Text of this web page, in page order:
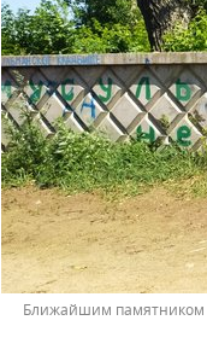
Ближайшим памятником